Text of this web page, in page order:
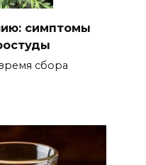
области
симптомы
сбора